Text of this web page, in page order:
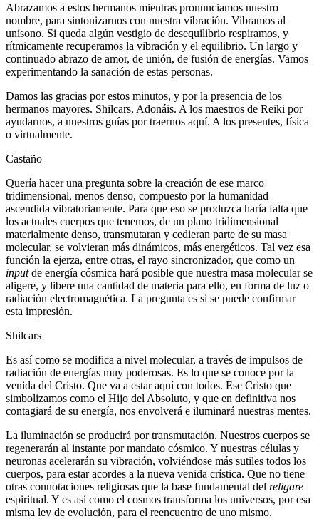
Abrazamos a estos hermanos mientras pronunciamos nuestro
nombre, para sintonizarnos con nuestra vibración. Vibramos al
unísono. Si queda algún vestigio de desequilibrio respiramos, y
rítmicamente recuperamos la vibración y el equilibrio. Un largo y
continuado abrazo de amor, de unión, de fusión de energías. Vamos
experimentando la sanación de estas personas.
Damos las gracias por estos minutos, y por la presencia de los
hermanos mayores. Shilcars, Adonáis. A los maestros de Reiki por
ayudarnos, a nuestros guías por traernos aquí. A los presentes, física
o virtualmente.
Castaño
Quería hacer una pregunta sobre la creación de ese marco
tridimensional, menos denso, compuesto por la humanidad
ascendida vibratoriamente. Para que eso se produzca haría falta que
los actuales cuerpos que tenemos, de un plano tridimensional
materialmente denso, transmutaran y cedieran parte de su masa
molecular, se volvieran más dinámicos, más energéticos. Tal vez esa
función la ejerza, entre otras, el rayo sincronizador, que como un
inputde energía cósmica hará posible que nuestra masa molecular se
aligere, y libere una cantidad de materia para ello, en forma de luz o
radiación electromagnética. La pregunta es si se puede confirmar
esta impresión.
Shilcars
Es así como se modifica a nivel molecular, a través de impulsos de
radiación de energías muy poderosas. Es lo que se conoce por la
venida del Cristo. Que va a estar aquí con todos. Ese Cristo que
simbolizamos como el Hijo del Absoluto, y que en definitiva nos
contagiará de su energía, nos envolverá e iluminará nuestras mentes.
La iluminación se producirá por transmutación. Nuestros cuerpos se
regenerarán al instante por mandato cósmico. Y nuestras células y
neuronas acelerarán su vibración, volviéndose más sutiles todos los
cuerpos, para estar acordes a la nueva venida crística. Que no tiene
otras connotaciones religiosas que la base fundamental del religare
espiritual. Y es así como el cosmos transforma los universos, por esa
misma ley de evolución, para el reencuentro de uno mismo.